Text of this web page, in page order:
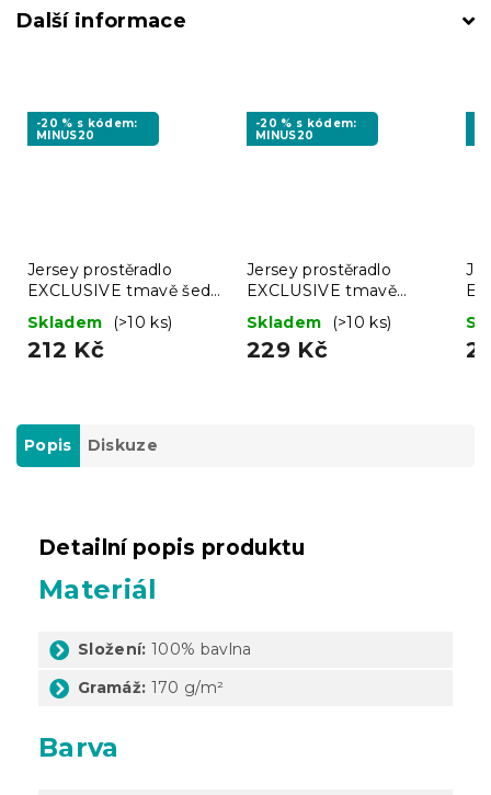
Další informace
-20 % s kódem:
MINUS20
Jersey prostěradlo
EXCLUSIVE tmavě šedé
90 x 200 cm
Skladem (>10 ks)
212 Kč
-20 % s kódem:
MINUS20
Jersey prostěradlo
EXCLUSIVE tmavě
hnědé 90 x 200 cm
Skladem (>10 ks)
229 Kč
Popis Diskuze
Detailní popis produktu
Materiál
Složení: 100% bavlna
Gramáž: 170 g/m²
Barva